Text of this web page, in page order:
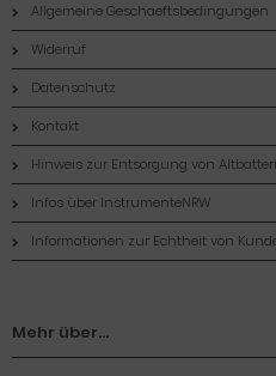
Allgemeine Geschaeftsbedingungen
Widerruf
Datenschutz
Kontakt
Hinweis zur Entsorgung von
Infos über InstrumenteNRW
Informationen zur Echtheit von
Mehr über...